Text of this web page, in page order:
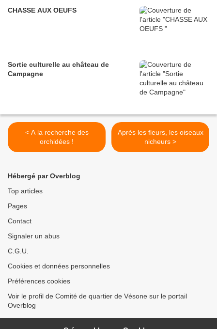
CHASSE AUX OEUFS
Sortie culturelle au château de
Campagne
< A la recherche des
orchidées !
Après les fleurs, les oiseaux
nicheurs >
Hébergé par Overblog
Top articles
Pages
Contact
Signaler un abus
C.G.U.
Cookies et données personnelles
Préférences cookies
Voir le profil de Comité de quartier de Vésone sur le portail
Overblog